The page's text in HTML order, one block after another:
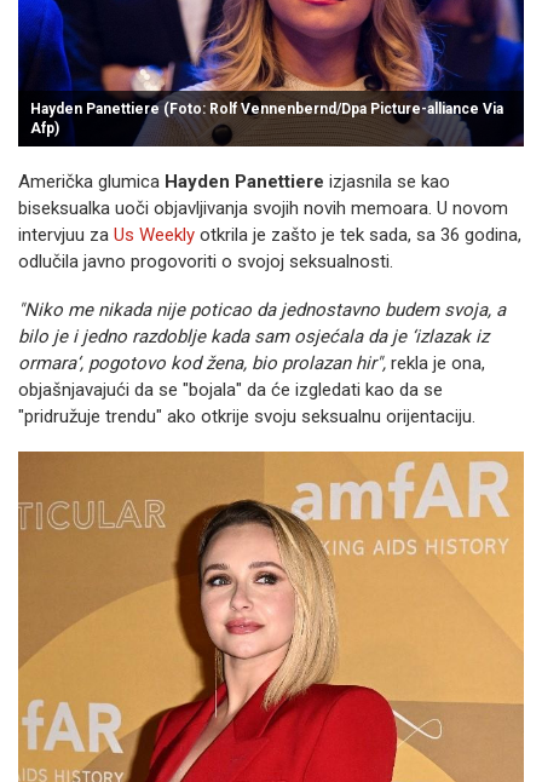
Hayden Panettiere (Foto: Rolf Vennenbernd/Dpa Picture-alliance Via
Afp)
Američka glumica Hayden Panettiere izjasnila se kao
biseksualka uoči objavljivanja svojih novih memoara. U novom
intervjuu za Us Weekly otkrila je zašto je tek sada, sa 36 godina,
odlučila javno progovoriti o svojoj seksualnosti.
"Niko me nikada nije poticao da jednostavno budem svoja, a
bilo je i jedno razdoblje kada sam osjećala da je ‘izlazak iz
ormara‘, pogotovo kod žena, bio prolazan hir", rekla je ona,
objašnjavajući da se "bojala" da će izgledati kao da se
"pridružuje trendu" ako otkrije svoju seksualnu orijentaciju.